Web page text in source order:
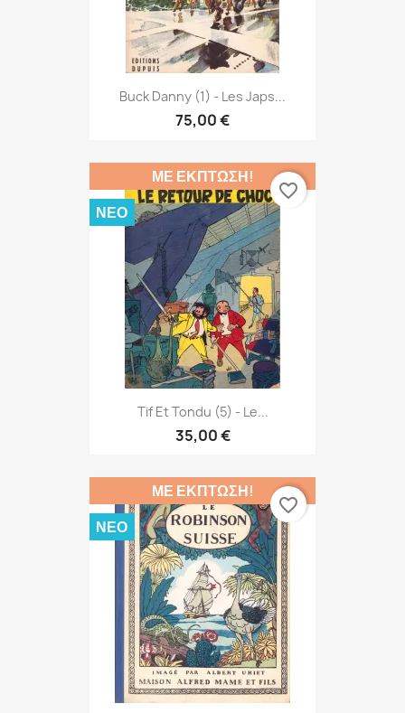
Buck Danny (1) - Les Japs...
75,00 €
Tif Et Tondu (5) - Le...
35,00 €
ΜΕ ΈΚΠΤΩΣΗ!
ΝΈΟ
favorite_border
ΜΕ ΈΚΠΤΩΣΗ!
ΝΈΟ
favorite_border